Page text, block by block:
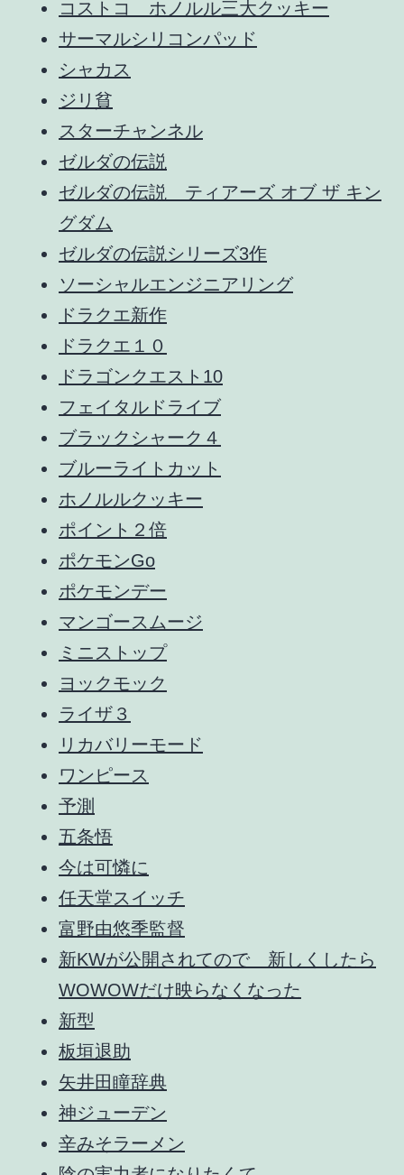
コストコ ホノルル三大クッキー
サーマルシリコンパッド
シャカス
ジリ貧
スターチャンネル
ゼルダの伝説
ゼルダの伝説 ティアーズ オブ ザ キン
グダム
ゼルダの伝説シリーズ3作
ソーシャルエンジニアリング
ドラクエ新作
ドラクエ１０
ドラゴンクエスト10
フェイタルドライブ
ブラックシャーク４
ブルーライトカット
ホノルルクッキー
ポイント２倍
ポケモンGo
ポケモンデー
マンゴースムージ
ミニストップ
ヨックモック
ライザ３
リカバリーモード
ワンピース
予測
五条悟
今は可憐に
任天堂スイッチ
富野由悠季監督
新KWが公開されてので 新しくしたら
WOWOWだけ映らなくなった
新型
板垣退助
矢井田瞳辞典
神ジューデン
辛みそラーメン